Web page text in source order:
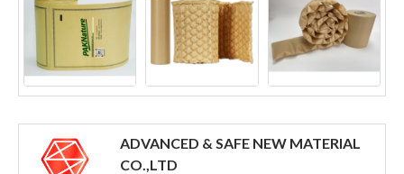
ADVANCED & SAFE NEW MATERIAL
CO.,LTD